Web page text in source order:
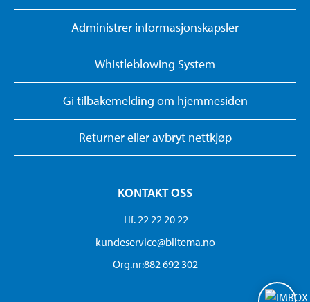
Administrer informasjonskapsler
Whistleblowing System
Gi tilbakemelding om hjemmesiden
Returner eller avbryt nettkjøp
KONTAKT OSS
Tlf. 22 22 20 22
kundeservice@biltema.no
Org.nr:882 692 302